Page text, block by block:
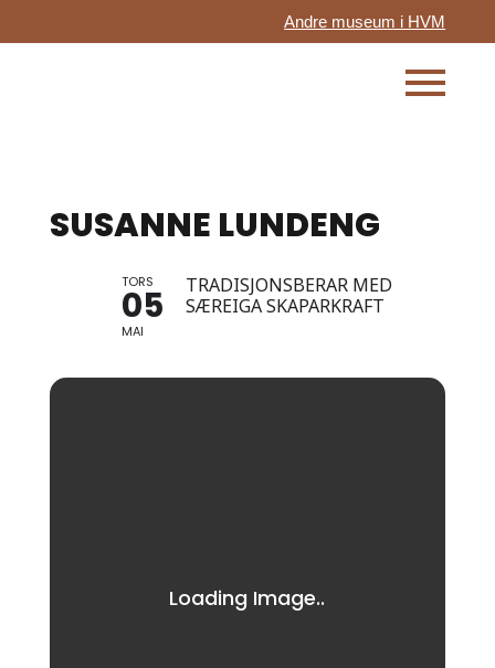
Andre museum i HVM
SUSANNE LUNDENG
TORS
05
MAI
TRADISJONSBERAR MED
SÆREIGA SKAPARKRAFT